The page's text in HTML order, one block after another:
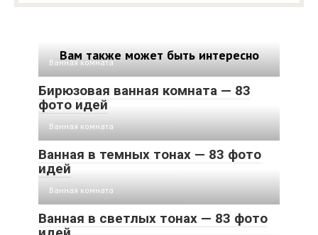
Вам также может быть интересно
Ванная комната
Бирюзовая ванная комната — 83
фото идей
Ванная комната
Ванная в темных тонах — 83 фото
идей
Ванная комната
Ванная в светлых тонах — 83 фото